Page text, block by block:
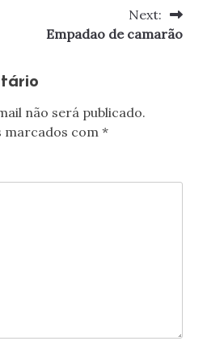
Next:
Empadao de camarão
não será publicado.
marcados com *